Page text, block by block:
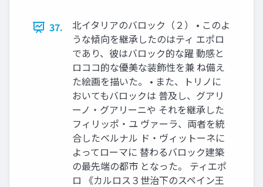
37.
北イタリアのバロック（２） • このよ
うな傾向を継承したのはティ エポロ
であり、彼はバロック的な躍 動感と
ロココ的な優美な装飾性を兼 ね備え
た絵画を描いた。 • また、トリノに
おいてもバロックは 普及し、グアリ
ーノ・グアリーニや それを継承した
フィリッポ・ユ ヴァーラ、両者を統
合したベルナル ド・ヴィットーネに
よってローマに 替わるバロック建築
の最先端の都市 となった。 ティエポ
ロ 《カルロス３世治下のスペイン王